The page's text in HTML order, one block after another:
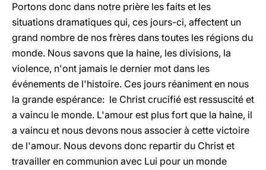
Portons donc dans notre prière les faits et les
situations dramatiques qui, ces jours-ci, affectent un
grand nombre de nos frères dans toutes les régions du
monde. Nous savons que la haine, les divisions, la
violence, n'ont jamais le dernier mot dans les
événements de l'histoire. Ces jours réaniment en nous
la grande espérance: le Christ crucifié est ressuscité et
a vaincu le monde. L'amour est plus fort que la haine, il
a vaincu et nous devons nous associer à cette victoire
de l'amour. Nous devons donc repartir du Christ et
travailler en communion avec Lui pour un monde